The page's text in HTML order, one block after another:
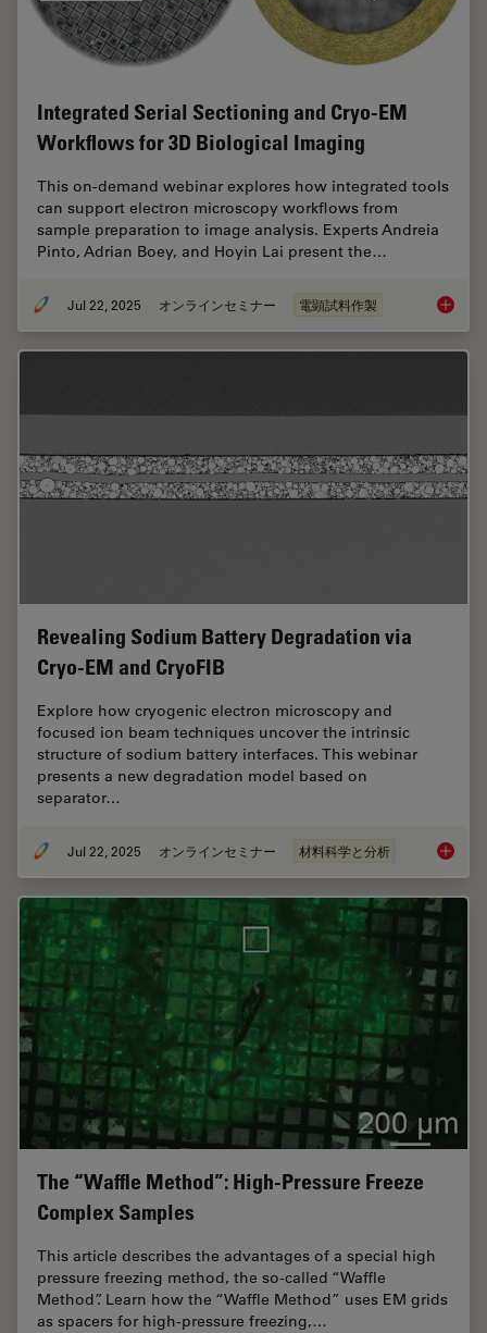
Integrated Serial Sectioning and Cryo-EM
Workflows for 3D Biological Imaging
This on-demand webinar explores how integrated tools
can support electron microscopy workflows from
sample preparation to image analysis. Experts Andreia
Pinto, Adrian Boey, and Hoyin Lai present the…
Jul 22, 2025 オンラインセミナー 電顕試料作製
Revealing Sodium Battery Degradation via
Cryo-EM and CryoFIB
Explore how cryogenic electron microscopy and
focused ion beam techniques uncover the intrinsic
structure of sodium battery interfaces. This webinar
presents a new degradation model based on
separator…
Jul 22, 2025 オンラインセミナー 材料科学と分析
The “Waffle Method”: High-Pressure Freeze
Complex Samples
This article describes the advantages of a special high
pressure freezing method, the so-called “Waffle
Method”. Learn how the “Waffle Method” uses EM grids
as spacers for high-pressure freezing,…